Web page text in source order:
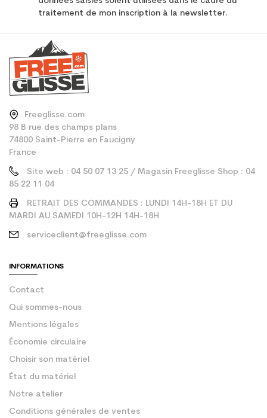
traitement de mon inscription à la newsletter.
Freeglisse.com
98 B rue des champs plans
74800 Saint-Pierre en Faucigny
France
Site web : 04 50 07 13 25 / Magasin Freeglisse Shop : 04
85 22 11 04
RETRAIT DES COMMANDES : LUNDI 14H-18H ET DU
MARDI AU SAMEDI 10H-12H 14H-18H
serviceclient@freeglisse.com
INFORMATIONS
Contact
Qui sommes-nous
Mentions légales
Économie circulaire
Choisir son matériel
État du matériel
Notre atelier
Conditions générales de ventes